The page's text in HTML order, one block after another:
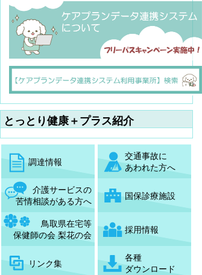
とっとり健康＋プラス紹介
調達情報
交通事故に
あわれた方へ
介護サービスの
苦情相談がある方へ
国保診療施設
鳥取県在宅等
保健師の会 梨花の会
採用情報
リンク集
各種
ダウンロード